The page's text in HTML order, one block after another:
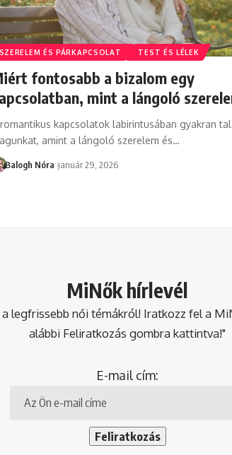
SZERELEM ÉS PÁRKAPCSOLAT TEST ÉS LÉLEK
fontosabb a bizalom egy
mint a lángoló
kapcsolatok labirintusában gyakran
amint a lángoló szerelem és…
Balogh Nóra január 29, 2026
MiNők hírlevél
legfrissebb női témákról! Iratkozz fel a
alábbi Feliratkozás gombra kattintva!"
E-mail cím: